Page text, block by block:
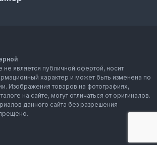
не является публичной офертой, носит
характер и может быть изменена по
Изображения товаров на фотографиях,
на сайте, могут отличаться от оригиналов.
данного сайта без разрешения